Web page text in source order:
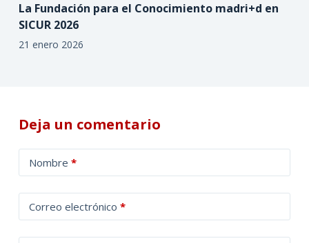
La Fundación para el Conocimiento madri+d en
SICUR 2026
21 enero 2026
Deja un comentario
Nombre *
Correo electrónico *
l
t